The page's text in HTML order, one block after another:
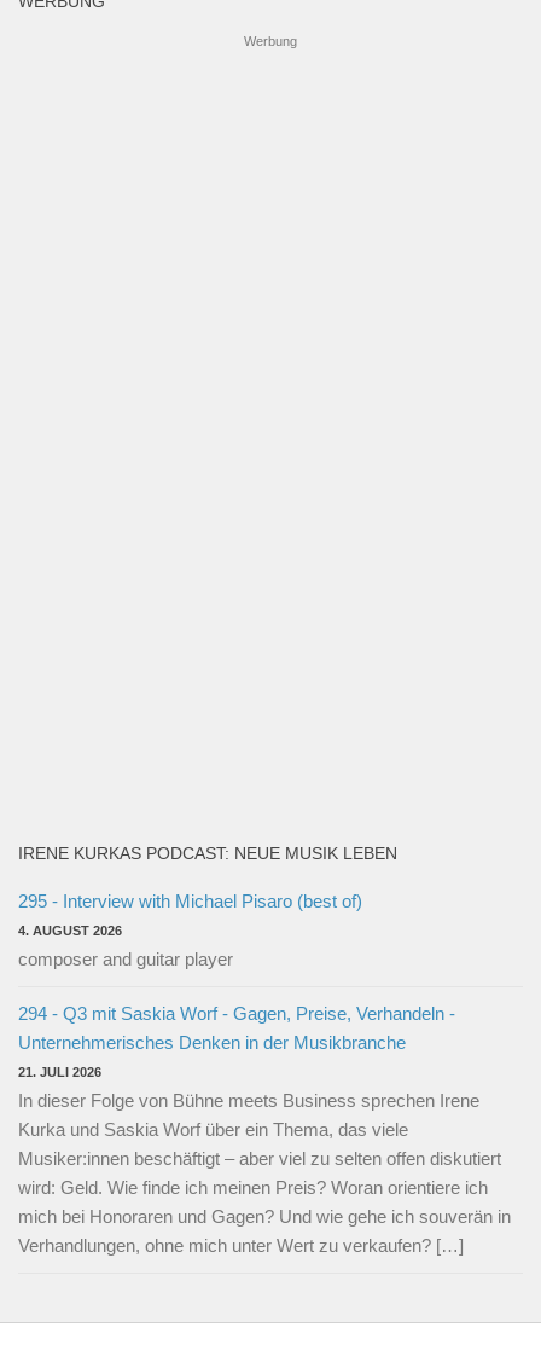
Werbung
IRENE KURKAS PODCAST: NEUE MUSIK LEBEN
295 - Interview with Michael Pisaro (best of)
4. AUGUST 2026
composer and guitar player
294 - Q3 mit Saskia Worf - Gagen, Preise, Verhandeln -
Unternehmerisches Denken in der Musikbranche
21. JULI 2026
In dieser Folge von Bühne meets Business sprechen Irene
Kurka und Saskia Worf über ein Thema, das viele
Musiker:innen beschäftigt – aber viel zu selten offen diskutiert
wird: Geld. Wie finde ich meinen Preis? Woran orientiere ich
mich bei Honoraren und Gagen? Und wie gehe ich souverän in
Verhandlungen, ohne mich unter Wert zu verkaufen? […]